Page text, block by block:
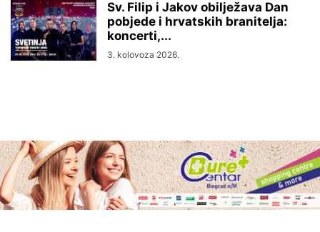
Sv. Filip i Jakov obilježava Dan
pobjede i hrvatskih branitelja:
koncerti,...
3. kolovoza 2026.